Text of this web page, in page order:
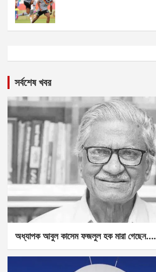
সর্বশেষ খবর
অধ্যাপক আবুল কাসেম ফজলুল হক মারা গেছেন….